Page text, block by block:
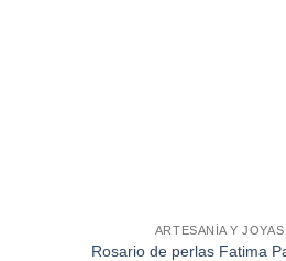
ARTESANÍA Y JOYAS
Rosario de perlas Fatima